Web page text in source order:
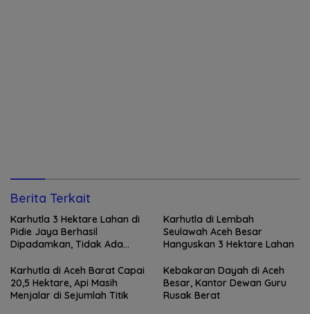
Berita Terkait
Karhutla 3 Hektare Lahan di
Pidie Jaya Berhasil
Dipadamkan, Tidak Ada
Karhutla di Lembah
Seulawah Aceh Besar
Hanguskan 3 Hektare Lahan
Karhutla di Aceh Barat Capai
20,5 Hektare, Api Masih
Menjalar di Sejumlah Titik
Kebakaran Dayah di Aceh
Besar, Kantor Dewan Guru
Rusak Berat